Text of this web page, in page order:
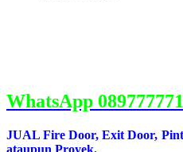
WhatsApp
JUAL Fire Door, Exit Door,
ataupun Proyek.